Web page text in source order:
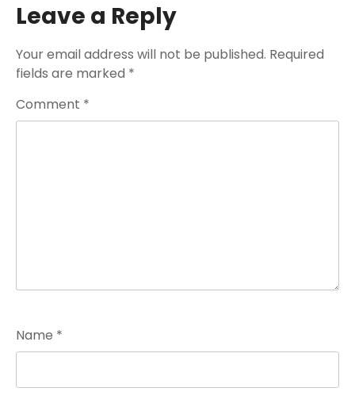
Leave a Reply
Your email address will not be published. Required
fields are marked *
Comment *
Name *